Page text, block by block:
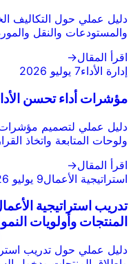
دليل عملي حول التكاليف
والمستودعات والنقل
اقرأ المقال→
إدارة الأداء7 يوليو 2026
مؤشرات أداء تحسن
دليل عملي لتصميم مؤشرات
ولوحات المتابعة واتخاذ
اقرأ المقال→
استراتيجية الأعمال9 يوليو 2026
تدريب استراتيجية
المنتجات وأولويات
دليل عملي حول تدريب